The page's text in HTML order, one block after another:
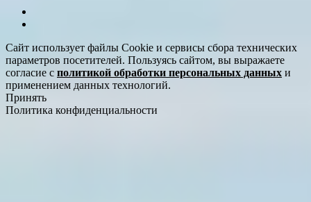
Сайт использует файлы Cookie и сервисы сбора технических
параметров посетителей. Пользуясь сайтом, вы выражаете
согласие с политикой обработки персональных данных и
применением данных технологий.
Принять
Политика конфиденциальности